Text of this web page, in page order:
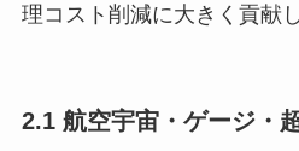
理コスト削減に大きく貢献
2.1 航空宇宙・ゲージ・